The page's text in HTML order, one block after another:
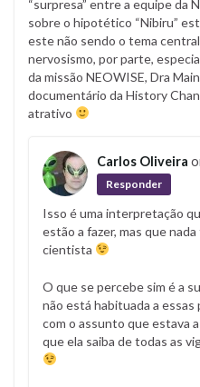
“surpresa” entre a equipe da
sobre o hipotético “Nibiru”
este não sendo o tema
nervosismo, por parte,
da missão NEOWISE, Dra
documentário da History
atrativo
Carlos Oliveira
Responder
Isso é uma interpretação
estão a fazer, mas que
cientista
O que se percebe sim é a
não está habituada a
com o assunto que estava
que ela saiba de todas as